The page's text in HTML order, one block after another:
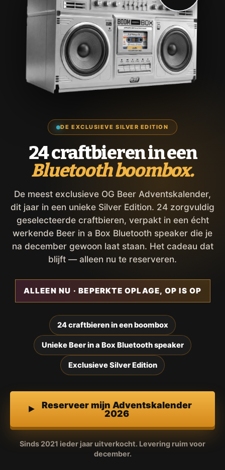
DE EXCLUSIEVE SILVER EDITION
24 craftbieren in een
Bluetooth boombox.
De meest exclusieve OG Beer Adventskalender,
dit jaar in een unieke Silver Edition. 24 zorgvuldig
geselecteerde craftbieren, verpakt in een écht
werkende Beer in a Box Bluetooth speaker die je
na december gewoon laat staan. Het cadeau dat
blijft — alleen nu te reserveren.
ALLEEN NU · BEPERKTE OPLAGE, OP IS OP
24 craftbieren in een boombox
Unieke Beer in a Box Bluetooth speaker
Exclusieve Silver Edition
Reserveer mijn Adventskalender
2026
Sinds 2021 ieder jaar uitverkocht. Levering ruim voor
december.